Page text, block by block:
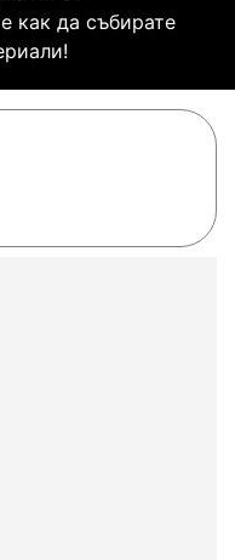
как да събирате